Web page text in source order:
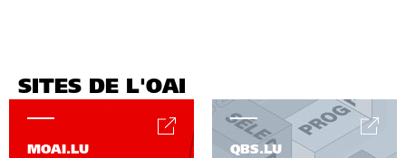
SITES DE L'OAI
MOAI.LU QBS.LU